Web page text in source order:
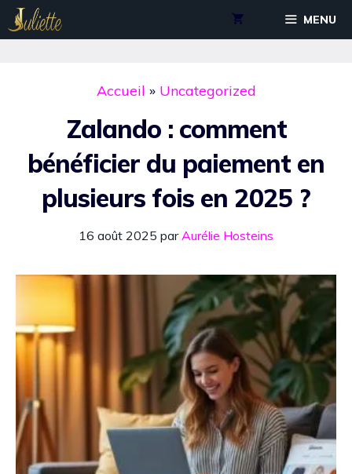
Aller
au
MENU
Accueil » Uncategorized
Zalando : comment
bénéficier du paiement en
plusieurs fois en 2025 ?
16 août 2025 parAurélie Hosteins